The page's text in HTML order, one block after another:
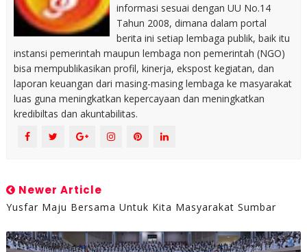
informasi sesuai dengan UU No.14
Tahun 2008, dimana dalam portal
berita ini setiap lembaga publik, baik itu
instansi pemerintah maupun lembaga non pemerintah (NGO)
bisa mempublikasikan profil, kinerja, ekspost kegiatan, dan
laporan keuangan dari masing-masing lembaga ke masyarakat
luas guna meningkatkan kepercayaan dan meningkatkan
kredibiltas dan akuntabilitas.
Newer Article
Yusfar Maju Bersama Untuk Kita Masyarakat Sumbar